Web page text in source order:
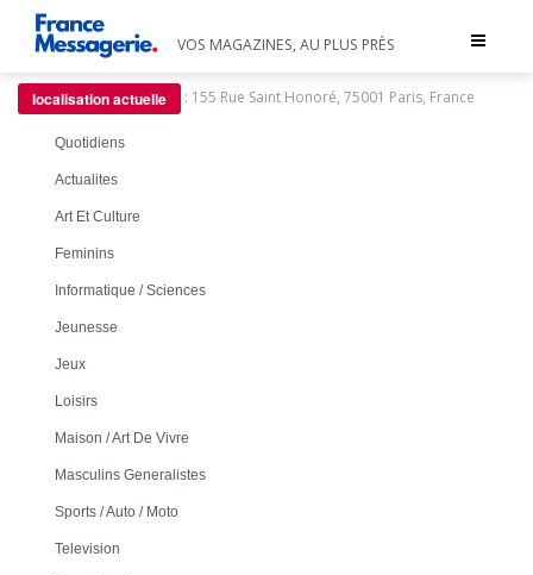
Toggle
VOS MAGAZINES, AU PLUS PRÈS
localisation actuelle : 155 Rue Saint Honoré, 75001 Paris, France
Quotidiens
Actualites
Art Et Culture
Feminins
Informatique / Sciences
Jeunesse
Jeux
Loisirs
Maison / Art De Vivre
Masculins Generalistes
Sports / Auto / Moto
Television